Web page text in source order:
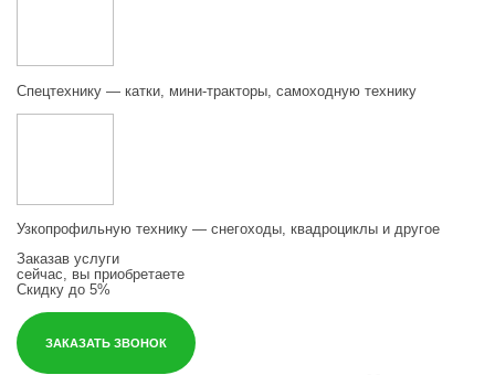
Спецтехнику — катки, мини-тракторы, самоходную технику
Узкопрофильную технику — снегоходы, квадроциклы и другое
Заказав услуги
сейчас, вы приобретаете
Скидку до 5%
ЗАКАЗАТЬ ЗВОНОК